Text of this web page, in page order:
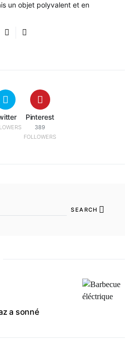
un objet polyvalent et en
Pinterest
389
FOLLOWERS
SEARCH
a sonné